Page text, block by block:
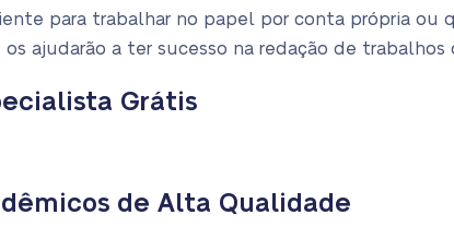
para trabalhar no papel por conta própria ou
ajudarão a ter sucesso na redação de trabalhos
Grátis
de Alta Qualidade